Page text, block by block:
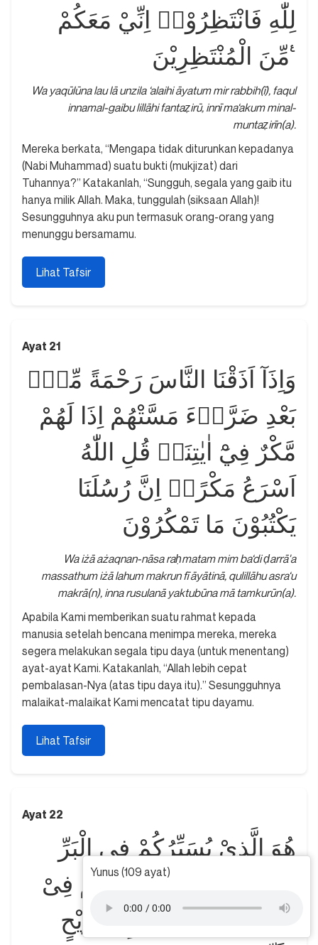
لِلّٰهِ فَانْتَظِرُوْاۚ اِنِّيْ مَعَكُمْ
مِّنَ الْمُنْتَظِرِيْنَ ࣖ
Wa yaqūlūna lau lā unzila ‘alaihi āyatum mir rabbih(ī), faqul
innamal-gaibu lillāhi fantaẓirū, innī ma‘akum minal-
muntaẓirīn(a).
Mereka berkata, “Mengapa tidak diturunkan kepadanya
(Nabi Muhammad) suatu bukti (mukjizat) dari
Tuhannya?” Katakanlah, “Sungguh, segala yang gaib itu
hanya milik Allah. Maka, tunggulah (siksaan Allah)!
Sesungguhnya aku pun termasuk orang-orang yang
menunggu bersamamu.
Lihat Tafsir
Ayat 21
وَاِذَآ اَذَقْنَا النَّاسَ رَحْمَةً مِّنْۢ
بَعْدِ ضَرَّاۤءَ مَسَّتْهُمْ اِذَا لَهُمْ
مَّكْرٌ فِيْٓ اٰيٰتِنَاۗ قُلِ اللّٰهُ
اَسْرَعُ مَكْرًاۗ اِنَّ رُسُلَنَا
يَكْتُبُوْنَ مَا تَمْكُرُوْنَ
Wa iżā ażaqnan-nāsa raḥmatam mim ba‘di ḍarrā'a
massathum iżā lahum makrun fī āyātinā, qulillāhu asra‘u
makrā(n), inna rusulanā yaktubūna mā tamkurūn(a).
Apabila Kami memberikan suatu rahmat kepada
manusia setelah bencana menimpa mereka, mereka
segera melakukan segala tipu daya (untuk menentang)
ayat-ayat Kami. Katakanlah, “Allah lebih cepat
pembalasan-Nya (atas tipu daya itu).” Sesungguhnya
malaikat-malaikat Kami mencatat tipu dayamu.
Lihat Tafsir
Ayat 22
هُوَ الَّذِيْ يُسَيِّرُكُمْ فِى الْبَرِّ
وَالْبَحْرِۗ حَتّٰٓى اِذَا كُنْتُمْ فِىْ
الْفُلْكِۚ وَجَرَيْنَ بِهِمْ بِرِيْحٍ
Yunus (109 ayat)